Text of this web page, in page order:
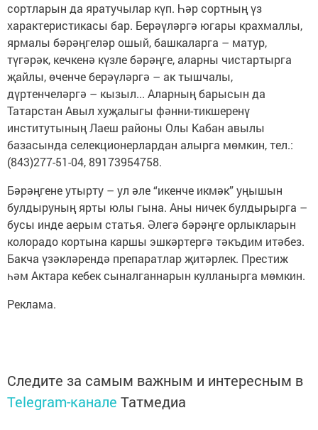
сортларын да яратучылар күп. Һәр сортның үз
характеристикасы бар. Берәүләргә югары крахмаллы,
ярмалы бәрәңгеләр ошый, башкаларга – матур,
түгәрәк, кечкенә күзле бәрәңге, аларны чистартырга
җайлы, өченче берәүләргә – ак тышчалы,
дүртенчеләргә – кызыл... Аларның барысын да
Татарстан Авыл хуҗалыгы фәнни-тикшеренү
институтының Лаеш районы Олы Кабан авылы
базасында селекционерлардан алырга мөмкин, тел.:
(843)277-51-04, 89173954758.
Бәрәңгене утырту – ул әле “икенче икмәк” уңышын
булдыруның ярты юлы гына. Аны ничек булдырырга –
бусы инде аерым статья. Әлегә бәрәңге орлыкларын
колорадо кортына каршы эшкәртергә тәкъдим итәбез.
Бакча үзәкләрендә препаратлар җитәрлек. Престиж
һәм Актара кебек сыналганнарын кулланырга мөмкин.
Реклама.
Следите за самым важным и интересным в
Telegram-канале Татмедиа